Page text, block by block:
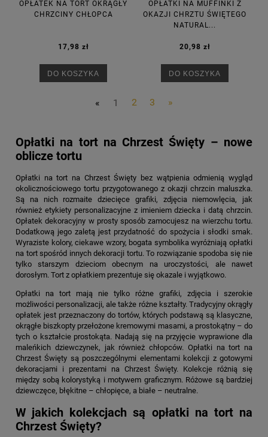
OPŁATEK NA TORT OKRĄGŁY
CHRZCINY CHŁOPCA
17,98 zł
DO KOSZYKA
OPŁATKI NA MUFFINKI Z
OKAZJI CHRZTU ŚWIĘTEGO
NATURAL...
20,98 zł
DO KOSZYKA
« 1 2 3 »
Opłatki na tort na Chrzest Święty – nowe
oblicze tortu
Opłatki na tort na Chrzest Święty bez wątpienia odmienią wygląd
okolicznościowego tortu przygotowanego z okazji chrzcin maluszka.
Są na nich rozmaite dziecięce grafiki, zdjęcia niemowlęcia, jak
również etykiety personalizacyjne z imieniem dziecka i datą chrzcin.
Opłatek dekoracyjny w prosty sposób zamocujesz na wierzchu tortu.
Dodatkową jego zaletą jest przydatność do spożycia i słodki smak.
Wyraziste kolory, ciekawe wzory, bogata symbolika wyróżniają opłatki
na tort spośród innych dekoracji tortu. To rozwiązanie spodoba się nie
tylko starszym dzieciom obecnym na uroczystości, ale nawet
dorosłym. Tort z opłatkiem prezentuje się okazale i wyjątkowo.
Opłatki na tort mają nie tylko różne grafiki, zdjęcia i szerokie
możliwości personalizacji, ale także różne kształty. Tradycyjny okrągły
opłatek jest przeznaczony do tortów, których podstawą są klasyczne,
okrągłe biszkopty przełożone kremowymi masami, a prostokątny – do
tych o kształcie prostokąta. Nadają się na przyjęcie wyprawione dla
maleńkich dziewczynek, jak również chłopców. Opłatki na tort na
Chrzest Święty są poszczególnymi elementami kolekcji z gotowymi
dekoracjami i prezentami na Chrzest Święty. Kolekcje różnią się
między sobą kolorystyką i motywem graficznym. Różowe są bardziej
dziewczęce, błękitne – chłopięce, a białe – neutralne.
W jakich kolekcjach są opłatki na tort na
Chrzest Święty?